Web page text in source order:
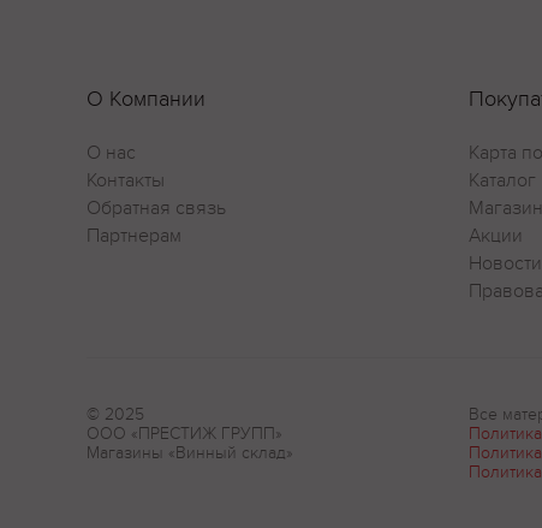
О Компании
О нас
Контакты
Обратная связь
Партнерам
Карта
Каталог
Акции
Новости
© 2025
ООО «ПРЕСТИЖ ГРУПП»
Магазины «Винный склад»
Все